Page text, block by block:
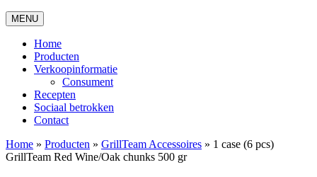
MENU
Home
Producten
Verkoopinformatie
Consument
Recepten
Sociaal betrokken
Contact
Home » Producten » GrillTeam Accessoires » 1 case (6 pcs)
GrillTeam Red Wine/Oak chunks 500 gr